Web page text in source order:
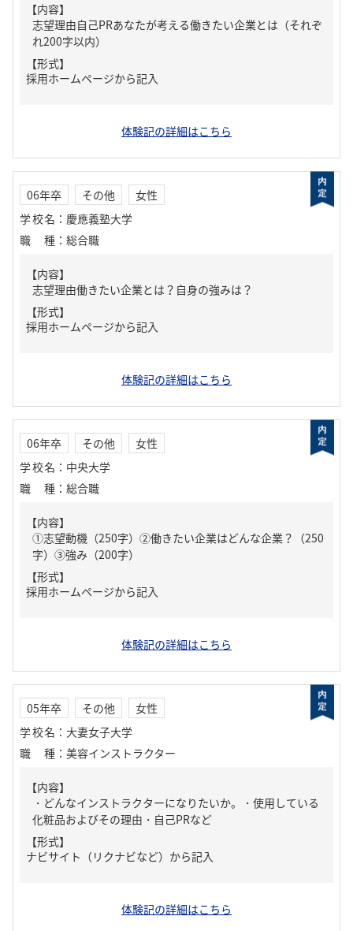
【内容】
志望理由自己PRあなたが考える働きたい企業とは（それぞ
れ200字以内）
【形式】
採用ホームページから記入
体験記の詳細はこちら
06年卒 その他
女性
学校名 ： 慶應義塾大学
職種 ： 総合職
【内容】
志望理由働きたい企業とは？自身の強みは？
【形式】
採用ホームページから記入
体験記の詳細はこちら
06年卒 その他
女性
学校名 ： 中央大学
職種 ： 総合職
【内容】
①志望動機（250字）②働きたい企業はどんな企業？（250
字）③強み（200字）
【形式】
採用ホームページから記入
体験記の詳細はこちら
05年卒 その他
女性
学校名 ： 大妻女子大学
職種 ： 美容インストラクター
【内容】
・どんなインストラクターになりたいか。・使用している
化粧品およびその理由・自己PRなど
【形式】
ナビサイト（リクナビなど）から記入
体験記の詳細はこちら